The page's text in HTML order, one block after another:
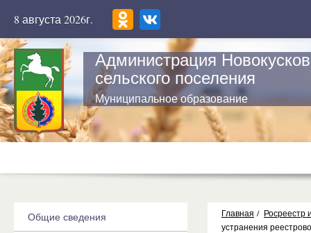
8 августа 2026г.
Администрация
сельского поселения
Муниципальное образование
Главная / Росреестр
устранения
Общие сведения